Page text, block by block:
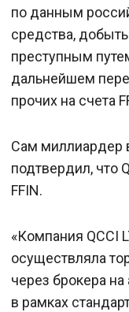
по данным
средства,
преступным
дальнейшем
прочих на счета
Сам миллиардер
подтвердил, что
FFIN.
«Компания QCCI
осуществляла
через брокера
в рамках